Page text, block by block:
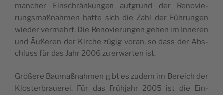
man­cher Eins­chrän­kun­gen auf­grund der Reno­vie­
rungs­maß­nah­men hat­te sich die Zahl der Füh­run­gen
wie­der ver­mehrt. Die Reno­vie­run­gen gehen im Inne­ren
und Äuße­ren der Kir­che zügig voran, so dass der Abs­
chluss für das Jahr 2006 zu erwar­ten ist.
Größe­re Bau­maß­nah­men gibt es zudem im Bereich der
Klos­ter­braue­rei. Für das Früh­jahr 2005 ist die Ein­